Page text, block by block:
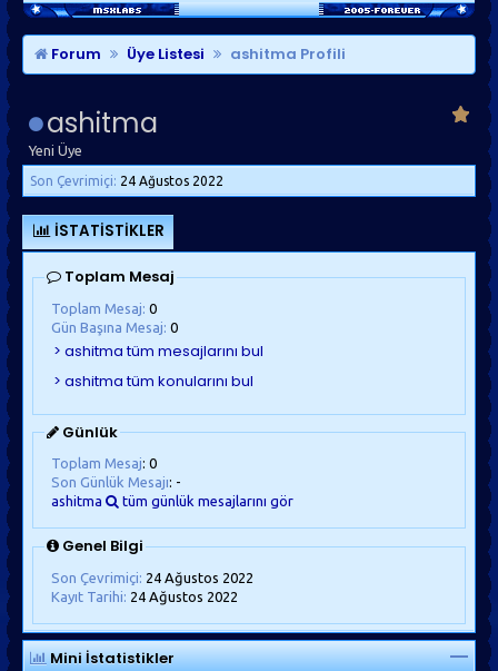
SON MESAJLAR
KISAYOLLAR
Forum Üye Listesi ashitma Profili
ashitma
Yeni Üye
Son Çevrimiçi: 24 Ağustos 2022
İSTATISTIKLER
Toplam Mesaj
Toplam Mesaj: 0
Gün Başına Mesaj: 0
Günlük
Toplam Mesaj: 0
Son Günlük Mesajı : -
ashitma
tüm günlük mesajlarını gör
Genel Bilgi
Son Çevrimiçi: 24 Ağustos 2022
Kayıt Tarihi: 24 Ağustos 2022
Mini İstatistikler